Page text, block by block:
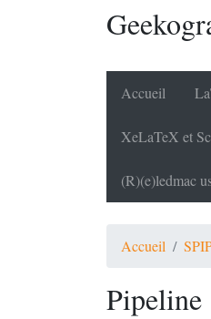
Accueil
XeLaTeX et
(R)(e)ledmac
Accueil
Pipeline